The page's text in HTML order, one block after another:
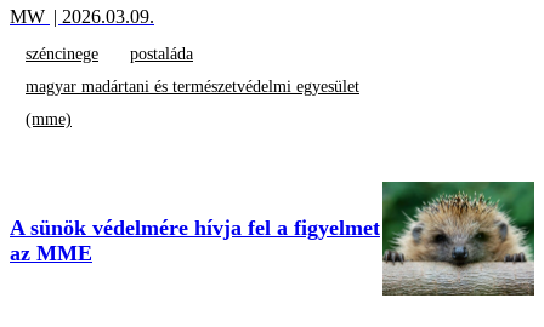
MW | 2026.03.09.
széncinege
postaláda
magyar madártani és természetvédelmi egyesület
(mme)
A sünök védelmére hívja fel a figyelmet
az MME